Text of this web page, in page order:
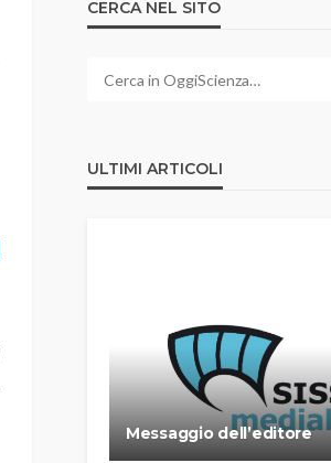
CERCA NEL SITO
ULTIMI ARTICOLI
Messaggio dell’editore